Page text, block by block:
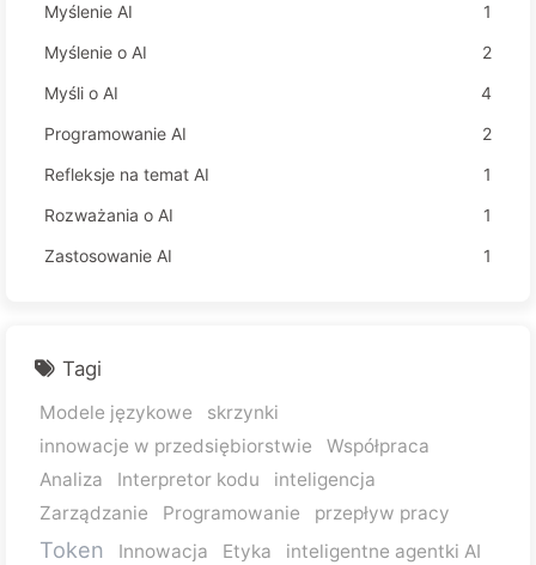
Myślenie AI
1
Myślenie o AI
2
Myśli o AI
4
Programowanie AI
2
Refleksje na temat AI
1
Rozważania o AI
1
Zastosowanie AI
1
Tagi
Modele językowe
skrzynki
innowacje w przedsiębiorstwie
Współpraca
Analiza
Interpretor kodu
inteligencja
Zarządzanie
Programowanie przepływ pracy
Token Innowacja Etyka
inteligentne agentki AI